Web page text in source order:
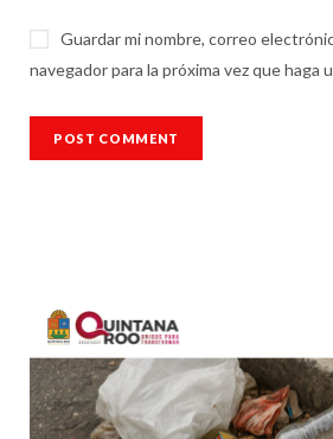
Guardar mi nombre, correo
navegador para la próxima vez que haga